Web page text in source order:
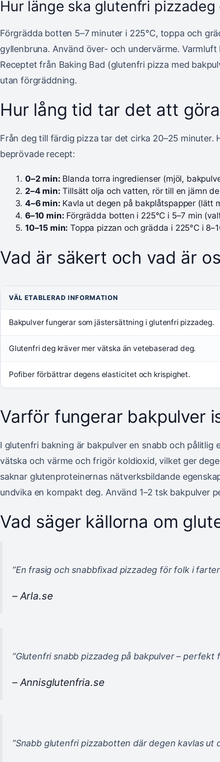
Hur länge ska glutenfri pizzadeg
Förgrädda botten 5–7 minuter i 225°C, toppa och
gyllenbruna. Använd över- och undervärme.
Receptet från Baking Bad (glutenfri pizza med
utan förgräddning.
Hur lång tid tar det att
Från deg till färdig pizza tar det cirka 20–25
beprövade recept:
0–2 min: Blanda torra ingredienser (mjöl,
2–4 min: Tillsätt olja och vatten, rör till en jämn
4–6 min: Kavla ut degen på bakplåtspapper (lätt
6–10 min: Förgrädda botten i 225°C i 5–7 min
10–15 min: Toppa pizzan och grädda i 225°C i
Vad är säkert och vad är
VÄL ETABLERAD INFORMATION
Bakpulver fungerar som jästersättning i glutenfri pizzadeg.
Glutenfri deg kräver mer vätska än vetebaserad deg.
Pofiber förbättrar degens elasticitet och krispighet.
Varför fungerar bakpulver
I glutenfri bakning är bakpulver en snabb och pålitlig
vätska och värme och frigör koldioxid, vilket ger
saknar glutenproteinernas nätverksbildande
undvika en kompakt deg. Använd 1–2 tsk bakpulver
Vad säger källorna om
”En frasig och snabbfixad pizzadeg för folk i
– Arla.se
”Glutenfri snabb pizzadeg på bakpulver – perfekt
– Annisglutenfria.se
”Snabb glutenfri pizzabotten där degen kavlas ut